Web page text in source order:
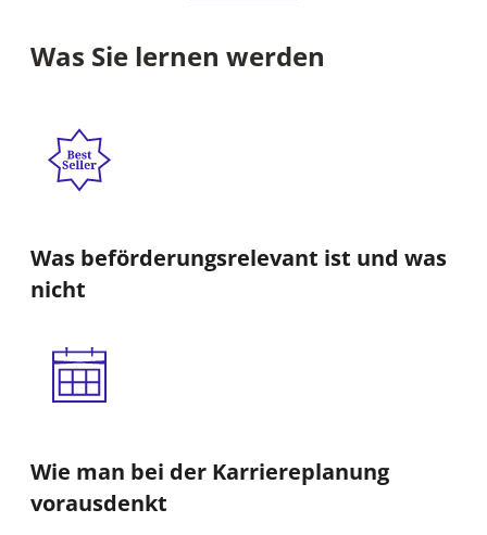
Was Sie lernen werden
Was beförderungsrelevant ist und was
nicht
Wie man bei der Karriereplanung
vorausdenkt